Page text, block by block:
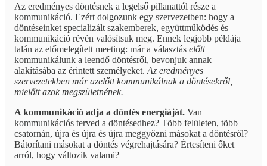
Az eredményes döntésnek a legelső pillanattól része a
kommunikáció. Ezért dolgozunk egy szervezetben: hogy a
döntéseinket specializált szakemberek, együttműködés és
kommunikáció révén valósítsuk meg. Ennek legjobb példája
talán az előmelegített meeting: már a választás előtt
kommunikálunk a leendő döntésről, bevonjuk annak
alakításába az érintett személyeket. Az eredményes
szervezetekben már azelőtt kommunikálnak a döntésekről,
mielőtt azok megszületnének.
A kommunikáció adja a döntés energiáját. Van
kommunikációs terved a döntésedhez? Több felületen, több
csatornán, újra és újra és újra meggyőzni másokat a döntésről?
Bátorítani másokat a döntés végrehajtására? Értesíteni őket
arról, hogy változik valami?